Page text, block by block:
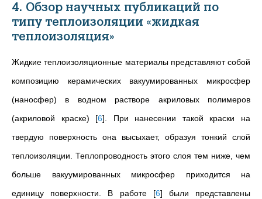
4. Обзор научных публикаций по
типу теплоизоляции «жидкая
теплоизоляция»
Жидкие теплоизоляционные материалы представляют собой
композицию керамических вакуумированных микросфер
(наносфер) в водном растворе акриловых полимеров
(акриловой краске) [6] . При нанесении такой краски на
твердую поверхность она высыхает, образуя тонкий слой
теплоизоляции. Теплопроводность этого слоя тем ниже, чем
больше вакуумированных микросфер приходится на
единицу поверхности. В работе [6] были представлены